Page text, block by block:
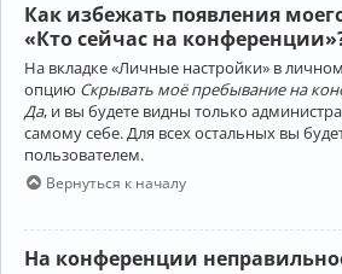
Как избежать появления
«Кто сейчас на
На вкладке «Личные настройки» в
опцию Скрывать моё пребывание на
Да, и вы будете видны только
самому себе. Для всех остальных вы
пользователем.
Вернуться к началу
На конференции